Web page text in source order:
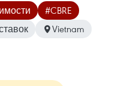
#CBRE
Vietnam